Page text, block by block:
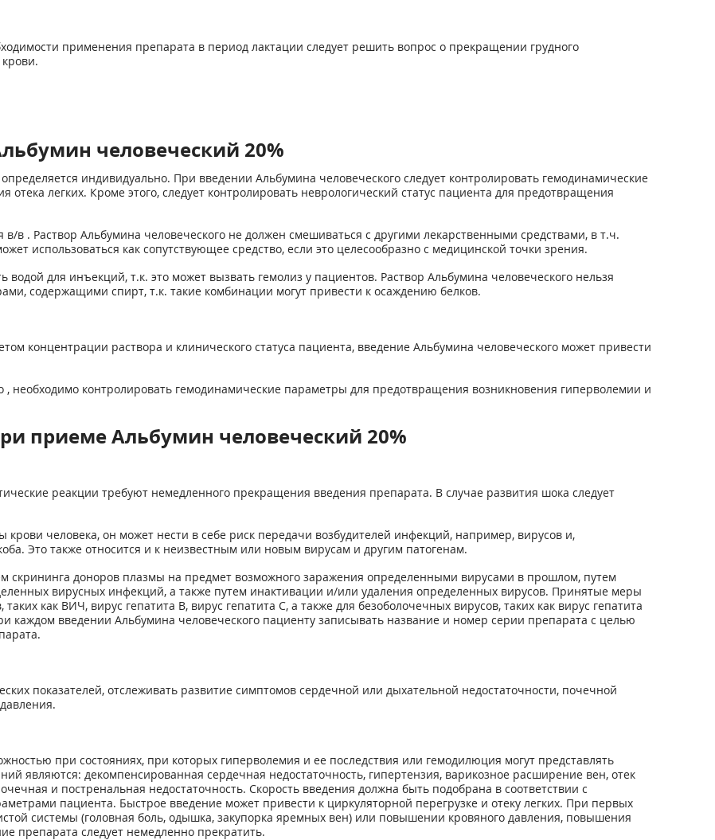
применения препарата в период лактации следует решить вопрос о прекращении грудного
человеческий 20%
индивидуально. При введении Альбумина человеческого следует контролировать гемодинамические
легких. Кроме этого, следует контролировать неврологический статус пациента для предотвращения
в/в . Раствор Альбумина человеческого не должен смешиваться с другими лекарственными средствами, в т.ч.
использоваться как сопутствующее средство, если это целесообразно с медицинской точки зрения.
водой для инъекций, т.к. это может вызвать гемолиз у пациентов. Раствор Альбумина человеческого нельзя
содержащими спирт, т.к. такие комбинации могут привести к осаждению белков.
концентрации раствора и клинического статуса пациента, введение Альбумина человеческого может привести
необходимо контролировать гемодинамические параметры для предотвращения возникновения гиперволемии и
приеме Альбумин человеческий 20%
реакции требуют немедленного прекращения введения препарата. В случае развития шока следует
крови человека, он может нести в себе риск передачи возбудителей инфекций, например, вирусов и,
Это также относится и к неизвестным или новым вирусам и другим патогенам.
скрининга доноров плазмы на предмет возможного заражения определенными вирусами в прошлом, путем
вирусных инфекций, а также путем инактивации и/или удаления определенных вирусов. Принятые меры
как ВИЧ, вирус гепатита В, вирус гепатита С, а также для безоболочечных вирусов, таких как вирус гепатита
каждом введении Альбумина человечеcкого пациенту записывать название и номер серии препарата с целью
показателей, отслеживать развитие симптомов сердечной или дыхательной недостаточности, почечной
при состояниях, при которых гиперволемия и ее последствия или гемодилюция могут представлять
являются: декомпенсированная сердечная недостаточность, гипертензия, варикозное расширение вен, отек
и постренальная недостаточность. Скорость введения должна быть подобрана в соответствии с
пациента. Быстрое введение может привести к циркуляторной перегрузке и отеку легких. При первых
системы (головная боль, одышка, закупорка яремных вен) или повышении кровяного давления, повышения
препарата следует немедленно прекратить.